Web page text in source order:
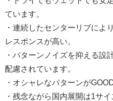
ています。
・連続したセンターリブによ
レスポンスが高い。
・パターンノイズを抑える設
配慮されています。
・オシャレなパターンが
・残念ながら国内展開は1サイ